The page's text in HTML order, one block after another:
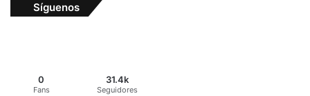
Síguenos
0
Fans
31.4k
Seguidores